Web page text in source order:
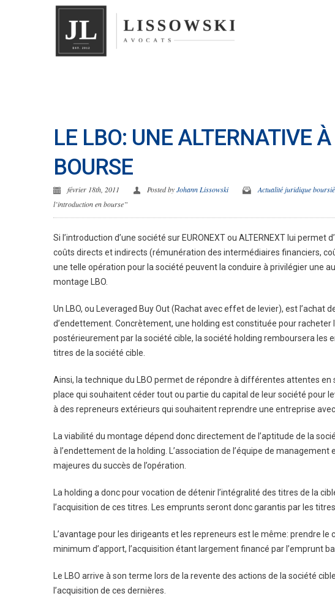
LE LBO: UNE ALTERNATIVE
BOURSE
février 18th, 2011 Posted byJohann Lissowski Actualité juridique
l’introduction en bourse”
Si l’introduction d’une société sur EURONEXT ou ALTERNEXT lui
coûts directs et indirects (rémunération des intermédiaires financiers,
une telle opération pour la société peuvent la conduire à privilégier une
montage LBO
Un LBO, ou Leveraged Buy Out (Rachat avec effet de levier), est l’achat
d’endettement. Concrètement, une holding est constituée pour racheter
postérieurement par la société cible, la société holding remboursera les
titres de la société cible.
Ainsi, la technique du LBO permet de répondre à différentes attentes
place qui souhaitent céder tout ou partie du capital de leur société pour
à des repreneurs extérieurs qui souhaitent reprendre une entreprise avec
La viabilité du montage dépend donc directement de l’aptitude de la
à l’endettement de la holding. L’association de l’équipe de
majeures du succès de l’opération.
La holding a donc pour vocation de détenir l’intégralité des titres de la
l’acquisition de ces titres. Les emprunts seront donc garantis par les
L’avantage pour les dirigeants et les repreneurs est le même: prendre
minimum d’apport, l’acquisition étant largement financé par l’emprunt
Le LBO arrive à son terme lors de la revente des actions de la société
l’acquisition de ces dernières.